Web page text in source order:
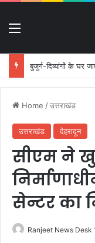
बुजुर्ग-दिव्यांगों के घर
Home /उत्तराखंड
उत्तराखंड देहरादून
सीएम ने
सेन्टर का
Ranjeet News Desk